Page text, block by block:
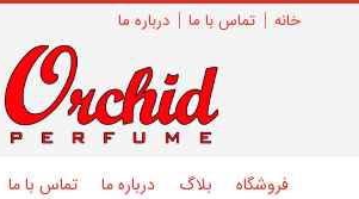
خانه تماس با ما درباره ما
فروشگاه بلاگ درباره ما تماس با ما